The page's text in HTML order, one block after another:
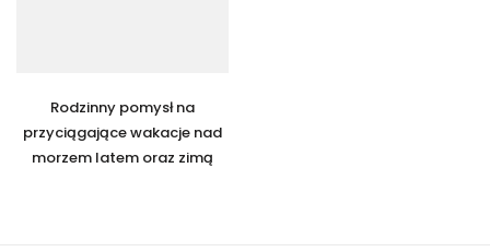
Rodzinny pomysł na
przyciągające wakacje nad
morzem latem oraz zimą